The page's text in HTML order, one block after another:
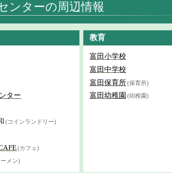
ンターの周辺情報
ター
(コインランドリー)
(カフェ)
メン)
教育
富田小学校
富田中学校
富田保育所(保育所)
富田幼稚園 (幼稚園)